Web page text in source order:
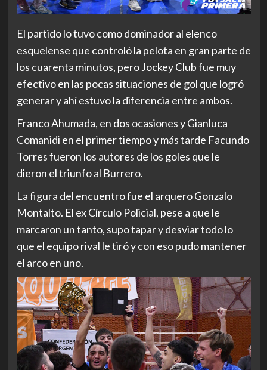
El partido lo tuvo como dominador al elenco
esquelense que controló la pelota en gran parte de
los cuarenta minutos, pero Jockey Club fue muy
efectivo en las pocas situaciones de gol que logró
generar y ahí estuvo la diferencia entre ambos.
Franco Ahumada, en dos ocasiones y Gianluca
Comanidi en el primer tiempo y más tarde Facundo
Torres fueron los autores de los goles que le
dieron el triunfo al Burrero.
La figura del encuentro fue el arquero Gonzalo
Montalto. El ex Círculo Policial, pese a que le
marcaron un tanto, supo tapar y desviar todo lo
que el equipo rival le tiró y con eso pudo mantener
el arco en uno.